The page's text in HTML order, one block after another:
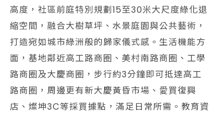
高度，社區前庭特別規劃15至30米大尺度綠化退
縮空間，融合大樹草坪、水景庭園與公共藝術，
打造宛如城市綠洲般的歸家儀式感。生活機能方
面，基地鄰近高工路商圈、美村南路商圈、工學
路商圈及大慶商圈，步行約3分鐘即可抵達高工
路商圈，周邊更有新大慶黃昏市場、愛買復興
店、燦坤3C等採買據點，滿足日常所需。教育資